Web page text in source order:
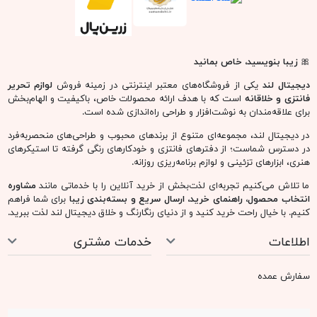
🎀زیبا بنویسید، خاص بمانید
دیجیتال لند یکی از فروشگاه‌های معتبر اینترنتی در زمینه فروش لوازم تحریر
فانتزی و خلاقانه است که با هدف ارائه محصولات خاص، باکیفیت و الهام‌بخش
برای علاقه‌مندان به نوشت‌افزار و طراحی راه‌اندازی شده است.
در دیجیتال لند، مجموعه‌ای متنوع از برندهای محبوب و طراحی‌های منحصربه‌فرد
در دسترس شماست؛ از دفترهای فانتزی و خودکارهای رنگی گرفته تا استیکرهای
هنری، ابزارهای تزئینی و لوازم برنامه‌ریزی روزانه.
ما تلاش می‌کنیم تجربه‌ای لذت‌بخش از خرید آنلاین را با خدماتی مانندمشاوره
انتخاب محصول، راهنمای خرید، ارسال سریع و بسته‌بندی زیبا برای شما فراهم
کنیم. با خیال راحت خرید کنید و از دنیای رنگارنگ و خلاق دیجیتال لند لذت ببرید.
اطلاعات خدمات مشتری
سفارش عمده